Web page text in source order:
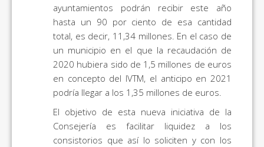
ayuntamientos podrán recibir este año
hasta un 90 por ciento de esa cantidad
total, es decir, 11,34 millones. En el caso de
un municipio en el que la recaudación de
2020 hubiera sido de 1,5 millones de euros
en concepto del IVTM, el anticipo en 2021
podría llegar a los 1,35 millones de euros.
El objetivo de esta nueva iniciativa de la
Consejería es facilitar liquidez a los
consistorios que así lo soliciten y con los